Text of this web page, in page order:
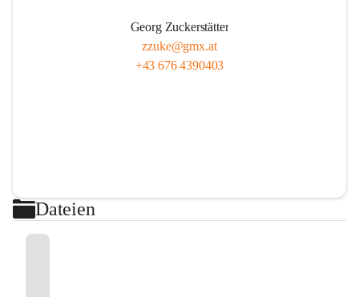
Georg Zuckerstätter
zzuke@gmx.at
+43 676 4390403
Dateien